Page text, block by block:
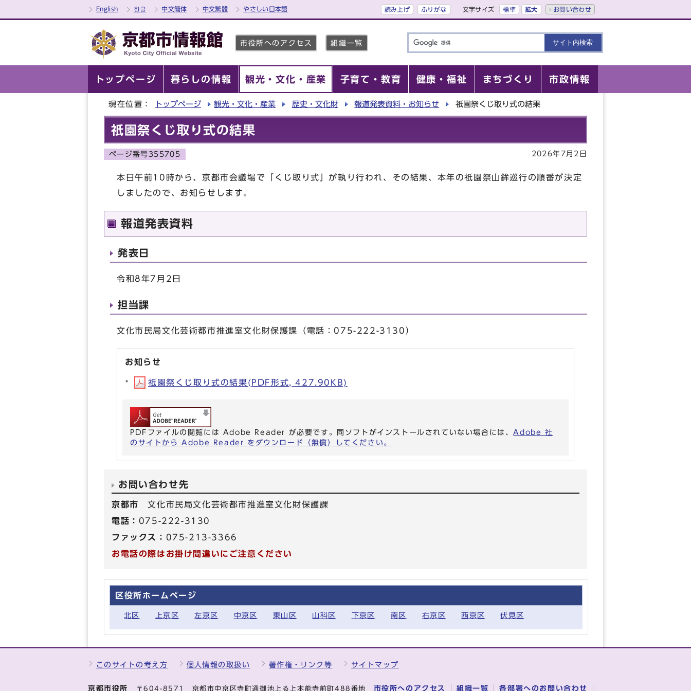
English 한글 中文簡体 中文繁體 やさしい日本語 読み上げ ふりがな 文字サイズ 標準 拡大 お問い合わせ
市役所へのアクセス 組織一覧
トップページ 暮らしの情報 観光・文化・産業 子育て・教育 健康・福祉 まちづくり 市政情報
現在位置： トップページ 観光・文化・産業 歴史・文化財 報道発表資料・お知らせ 祇園祭くじ取り式の結果
祇園祭くじ取り式の結果
ページ番号355705 2026年7月2日
本日午前10時から、京都市会議場で「くじ取り式」が執り行われ、その結果、本年の祇園祭山鉾巡行の順番が決定
しましたので、お知らせします。
報道発表資料
発表日
令和8年7月2日
担当課
文化市民局文化芸術都市推進室文化財保護課（電話：075-222-3130）
お知らせ
祇園祭くじ取り式の結果(PDF形式, 427.90KB)
PDFファイルの閲覧には Adobe Reader が必要です。同ソフトがインストールされていない場合には、Adobe 社
のサイトから Adobe Reader をダウンロード（無償）してください。
お問い合わせ先
京都市文化市民局文化芸術都市推進室文化財保護課
電話： 075-222-3130
ファックス： 075-213-3366
お電話の際はお掛け間違いにご注意ください
区役所ホームページ
北区 上京区 左京区 中京区 東山区 山科区 下京区 南区 右京区 西京区 伏見区
このサイトの考え方 個人情報の取扱い 著作権・リンク等 サイトマップ
京都市役所 〒604-8571 京都市中京区寺町通御池上る上本能寺前町488番地 市役所へのアクセス 組織一覧 各部署へのお問い合わせ